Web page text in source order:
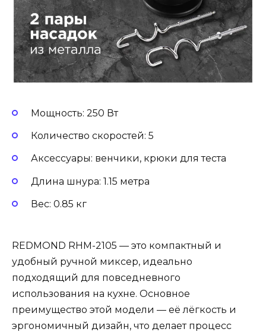
Мощность: 250 Вт
Количество скоростей: 5
Аксессуары: венчики, крюки для теста
Длина шнура: 1.15 метра
Вес: 0.85 кг
REDMOND RHM-2105 — это компактный и
удобный ручной миксер, идеально
подходящий для повседневного
использования на кухне. Основное
преимущество этой модели — её лёгкость и
эргономичный дизайн, что делает процесс